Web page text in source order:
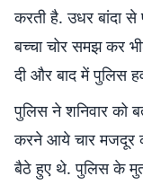
करती है. उधर बांदा से
बच्चा चोर समझ कर
दी और बाद में पुलिस
पुलिस ने शनिवार को
करने आये चार मजदूर
बैठे हुए थे. पुलिस के